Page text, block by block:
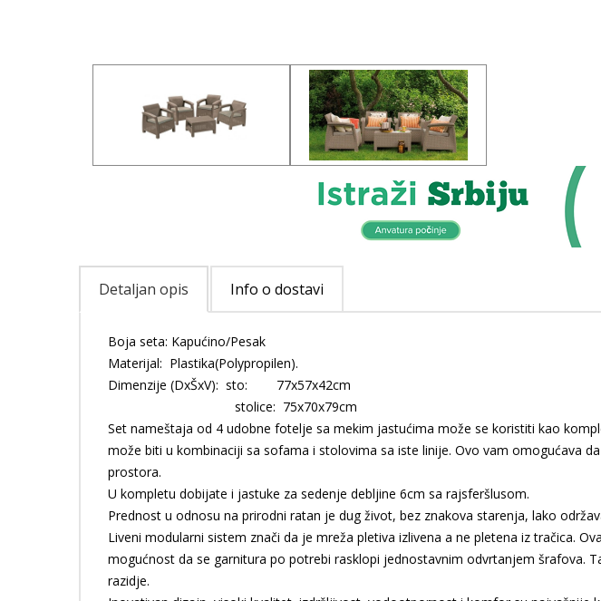
Detaljan opis Info o dostavi
Boja seta: Kapućino/Pesak
Materijal: Plastika(Polypropilen).
Dimenzije (DxŠxV): sto: 77x57x42cm
stolice: 75x70x79cm
Set nameštaja od 4 udobne fotelje sa mekim jastućima može se koristiti kao
može biti u kombinaciji sa sofama i stolovima sa iste linije. Ovo vam omogućava
prostora.
U kompletu dobijate i jastuke za sedenje debljine 6cm sa rajsferšlusom.
Prednost u odnosu na prirodni ratan je dug život, bez znakova starenja, lako
Liveni modularni sistem znači da je mreža pletiva izlivena a ne pletena iz tračica.
mogućnost da se garnitura po potrebi rasklopi jednostavnim odvrtanjem šrafova.
razidje.